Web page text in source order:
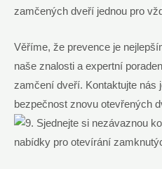
zamčených dveří jednou pro
Věříme, že prevence je
naše znalosti a expertní
zamčení dveří. Kontaktujte nás
bezpečnost znovu otevřených